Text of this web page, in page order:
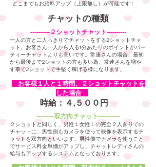
どこまでもお給料アップ（上限無し）が可能です！
​チャットの種類
​----------２ショットチャット----------
一人の方と二人っきりでチャットをする2ショットチャ
ット。お客さん一人から入る1分あたりのポイントがパー
ティーチャットよりも高いです。常連さんの場合、最初
から最後まで2ショットの方も多い為、常連さんを増や
す事で2ショットで手堅く稼げる様になります。
​ お客様１人と１時間、２ショットチャットを
した場合
時給：４,５００円
​---------双方向チャット-----------
２ショットと同じく、男性１女性１の完全２人きりでの
チャットに、男性側もカメラを使って映像を表示するチ
ャットを双方向といいます。男性側でカメラを使うこと
でサービス料金単価がアップし、チャットレディさんの
給与もアップするシステムとなっております。